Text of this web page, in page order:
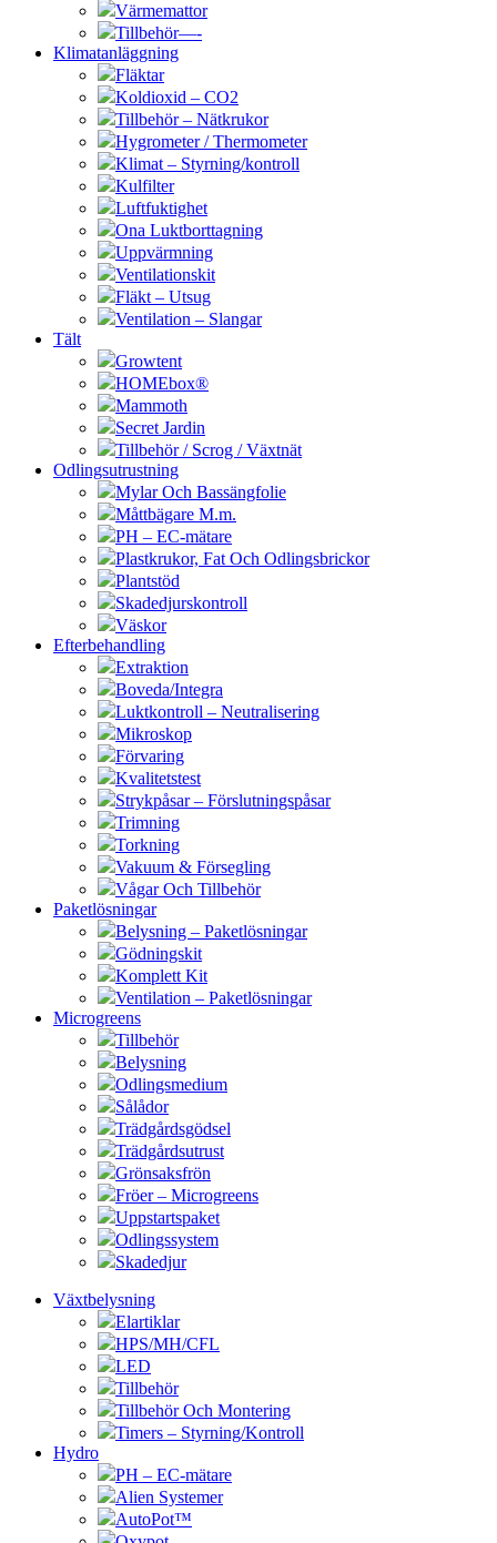
Värmemattor
Tillbehör—-
Klimatanläggning
Fläktar
Koldioxid – CO2
Tillbehör – Nätkrukor
Hygrometer / Thermometer
Klimat – Styrning/kontroll
Kulfilter
Luftfuktighet
Ona Luktborttagning
Uppvärmning
Ventilationskit
Fläkt – Utsug
Ventilation – Slangar
Tält
Growtent
HOMEbox®
Mammoth
Secret Jardin
Tillbehör / Scrog / Växtnät
Odlingsutrustning
Mylar Och Bassängfolie
Måttbägare M.m.
PH – EC-mätare
Plastkrukor, Fat Och Odlingsbrickor
Plantstöd
Skadedjurskontroll
Väskor
Efterbehandling
Extraktion
Boveda/Integra
Luktkontroll – Neutralisering
Mikroskop
Förvaring
Kvalitetstest
Strykpåsar – Förslutningspåsar
Trimning
Torkning
Vakuum & Försegling
Vågar Och Tillbehör
Paketlösningar
Belysning – Paketlösningar
Gödningskit
Komplett Kit
Ventilation – Paketlösningar
Microgreens
Tillbehör
Belysning
Odlingsmedium
Sålådor
Trädgårdsgödsel
Trädgårdsutrust
Grönsaksfrön
Fröer – Microgreens
Uppstartspaket
Odlingssystem
Skadedjur
Växtbelysning
Elartiklar
HPS/MH/CFL
LED
Tillbehör
Tillbehör Och Montering
Timers – Styrning/Kontroll
Hydro
PH – EC-mätare
Alien Systemer
AutoPot™